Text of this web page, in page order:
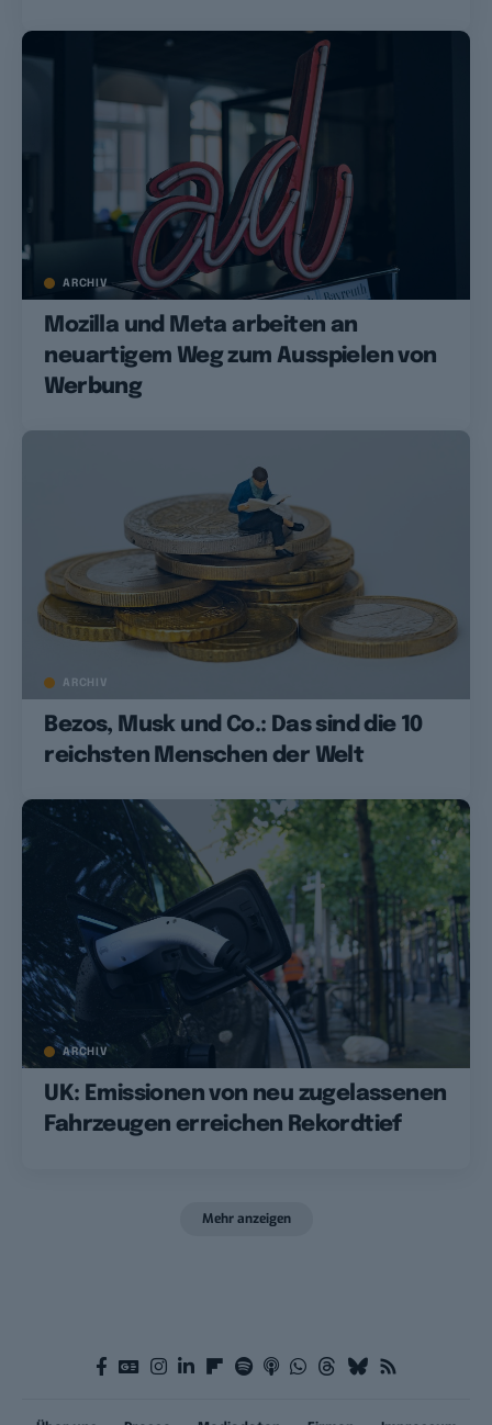
ARCHIV
Mozilla und Meta arbeiten an
neuartigem Weg zum Ausspielen von
Werbung
ARCHIV
Bezos, Musk und Co.: Das sind die 10
reichsten Menschen der Welt
ARCHIV
UK: Emissionen von neu zugelassenen
Fahrzeugen erreichen Rekordtief
Mehr anzeigen